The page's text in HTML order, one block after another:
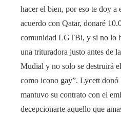
hacer el bien, por eso te doy a
acuerdo con Qatar, donaré
comunidad LGTBi, y si no lo
una trituradora justo antes de
Mudial y no solo se destruirá
como icono gay”. Lycett donó
mantuvo su contrato con el
decepcionarte aquello que